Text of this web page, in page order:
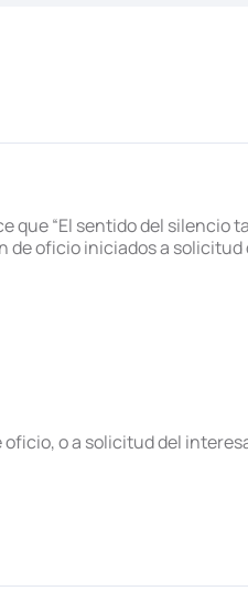
que “El sentido del
oficio iniciados a solicitud
o a solicitud del